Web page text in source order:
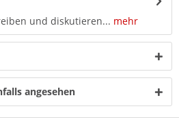
und diskutieren... mehr
angesehen